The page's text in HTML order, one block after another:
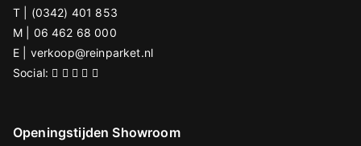
l
e
e
e
T | (0342) 401 853
M | 06 462 68 000
E | verkoop@reinparket.nl
Social:
Openingstijden Showroom